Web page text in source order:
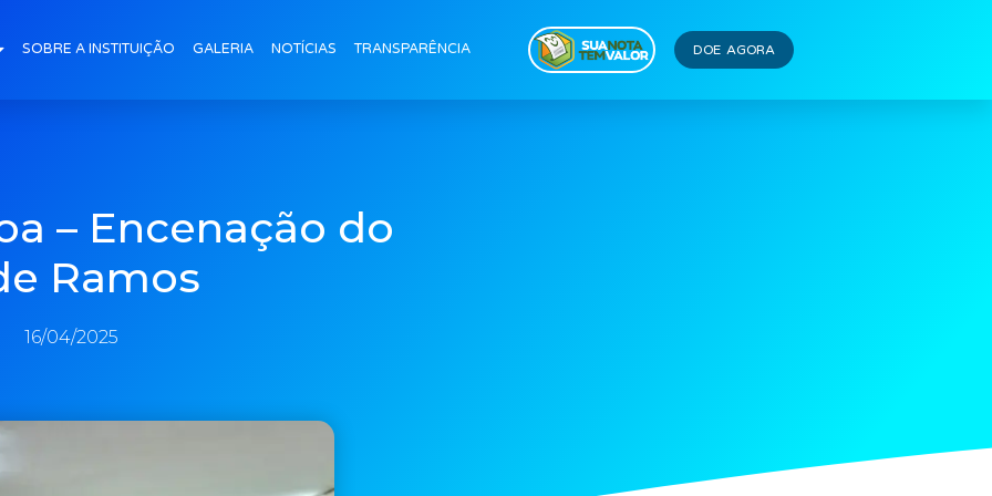
SOBRE A INSTITUIÇÃO GALERIA NOTÍCIAS TRANSPARÊNCIA DOE AGORA
– Encenação do
Ramos
16/04/2025